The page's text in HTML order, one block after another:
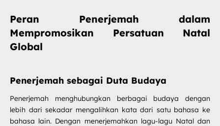
Peran Penerjemah dalam
Mempromosikan Persatuan Natal
Global
Penerjemah sebagai Duta Budaya
Penerjemah menghubungkan berbagai budaya dengan
lebih dari sekadar mengalihkan kata dari satu bahasa ke
bahasa lain. Dengan menerjemahkan lagu-lagu Natal dan